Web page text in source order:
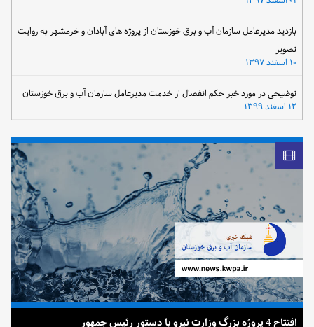
بازدید مدیرعامل سازمان آب و برق خوزستان از پروژه های آبادان و خرمشهر به روایت
تصویر
توضیحی در مورد خبر حکم انفصال از خدمت مدیرعامل سازمان آب و برق خوزستان
۱۲ اسفند ۱۳۹۹
افتتاح 4 پروژه بزرگ وزارت نیرو با دستور رئیس جمهور